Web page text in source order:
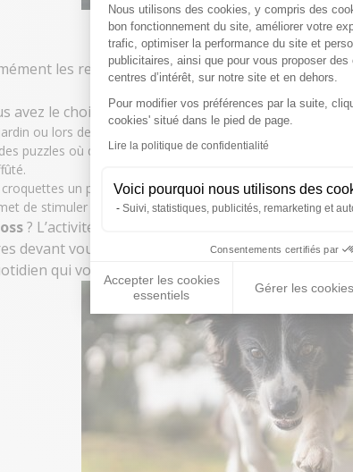
Nous utilisons des cookies, y compris des
bon fonctionnement du site, améliorer votre
trafic, optimiser la performance du site et
publicitaires, ainsi que pour vous proposer
centres d’intérêt, sur notre site et en dehors.
Pour modifier vos préférences par la suite,
cookies' situé dans le pied de page.
Lire la politique de confidentialité
Voici pourquoi nous utilisons des
Suivi, statistiques, publicités, remarketing et
Consentements certifiés par
Accepter les cookies
essentiels
Gérer les cookies
Axeptio consent
les relations maître et chien. A force de
le choix :
ou lors de balades champêtres pour lui faire dépenser
puzzles où des friandises sont cachées et atteignables
croquettes un peu partout dans une pièce fermée puis vous
de stimuler son flair.
? L’activité ultime des propriétaires de chiens !
devant vous en vous tractant. Vous pouvez aussi
qui vont